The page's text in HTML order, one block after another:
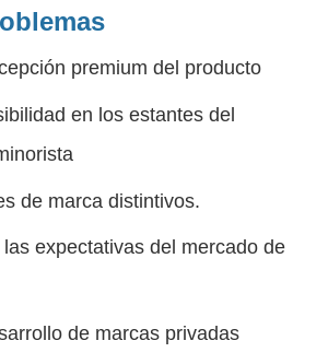
premium del producto
en los estantes del
de marca distintivos.
expectativas del mercado de
de marcas privadas